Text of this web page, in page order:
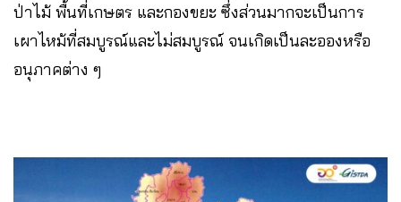
ป่าไม้ พื้นที่เกษตร และกองขยะ ซึ่งส่วนมากจะเป็นการ
เผาไหม้ที่สมบูรณ์และไม่สมบูรณ์ จนเกิดเป็นละอองหรือ
อนุภาคต่าง ๆ